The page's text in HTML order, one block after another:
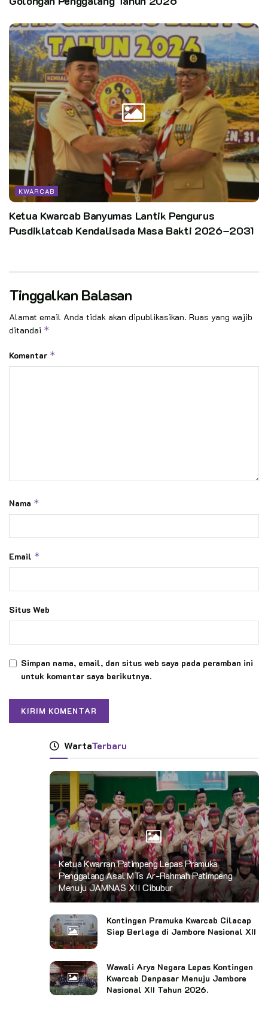
KWARCAB
Ketua Kwarcab Banyumas Lantik Pengurus
Pusdiklatcab Kendalisada Masa Bakti 2026–2031
Tinggalkan Balasan
Alamat email Anda tidak akan dipublikasikan. Ruas yang wajib
ditandai *
Komentar *
Nama *
Email *
Situs Web
Simpan nama, email, dan situs web saya pada peramban ini
untuk komentar saya berikutnya.
WartaTerbaru
Ketua Kwarran Patimpeng Lepas Pramuka
Penggalang Asal MTs Ar-Rahmah Patimpeng
Menuju JAMNAS XII Cibubur
Kontingen Pramuka Kwarcab Cilacap
Siap Berlaga di Jambore Nasional XII
Wawali Arya Negara Lepas Kontingen
Kwarcab Denpasar Menuju Jambore
Nasional XII Tahun 2026.